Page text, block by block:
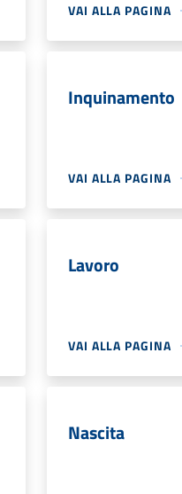
VAI ALLA PAGINA
Inquinamento
VAI ALLA PAGINA
Lavoro
VAI ALLA PAGINA
Nascita